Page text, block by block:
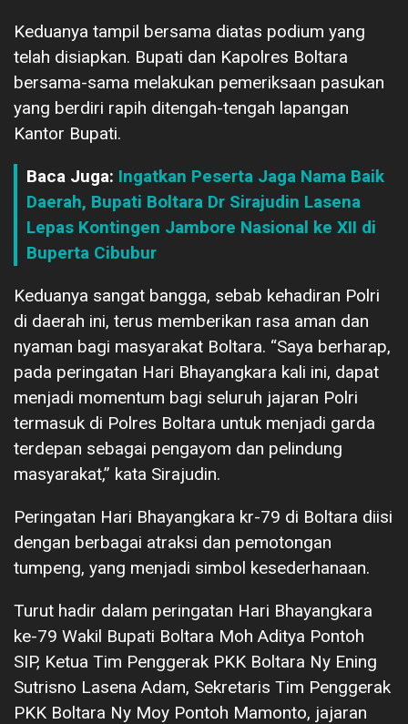
Keduanya tampil bersama diatas podium yang
telah disiapkan. Bupati dan Kapolres Boltara
bersama-sama melakukan pemeriksaan pasukan
yang berdiri rapih ditengah-tengah lapangan
Kantor Bupati.
Baca Juga: Ingatkan Peserta Jaga Nama Baik
Daerah, Bupati Boltara Dr Sirajudin Lasena
Lepas Kontingen Jambore Nasional ke XII di
Buperta Cibubur
Keduanya sangat bangga, sebab kehadiran Polri
di daerah ini, terus memberikan rasa aman dan
nyaman bagi masyarakat Boltara. “Saya berharap,
pada peringatan Hari Bhayangkara kali ini, dapat
menjadi momentum bagi seluruh jajaran Polri
termasuk di Polres Boltara untuk menjadi garda
terdepan sebagai pengayom dan pelindung
masyarakat,” kata Sirajudin.
Peringatan Hari Bhayangkara kr-79 di Boltara diisi
dengan berbagai atraksi dan pemotongan
tumpeng, yang menjadi simbol kesederhanaan.
Turut hadir dalam peringatan Hari Bhayangkara
ke-79 Wakil Bupati Boltara Moh Aditya Pontoh
SIP, Ketua Tim Penggerak PKK Boltara Ny Ening
Sutrisno Lasena Adam, Sekretaris Tim Penggerak
PKK Boltara Ny Moy Pontoh Mamonto, jajaran